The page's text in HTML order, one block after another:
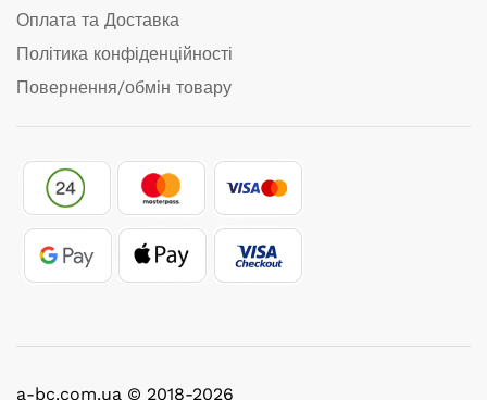
Оплата та Доставка
Політика конфіденційності
Повернення/обмін товару
a-bc.com.ua © 2018-2026